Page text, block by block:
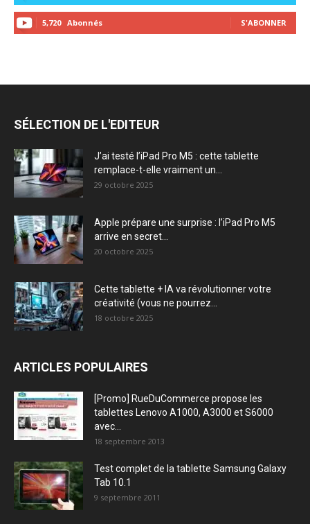
5,720 Abonnés S'ABONNER
SÉLECTION DE L'EDITEUR
J’ai testé l’iPad Pro M5 : cette tablette
remplace-t-elle vraiment un...
29 octobre 2025
Apple prépare une surprise : l’iPad Pro M5
arrive en secret...
20 octobre 2025
Cette tablette + IA va révolutionner votre
créativité (vous ne pourrez...
18 octobre 2025
ARTICLES POPULAIRES
[Promo] RueDuCommerce propose les
tablettes Lenovo A1000, A3000 et S6000
avec...
18 septembre 2013
Test complet de la tablette Samsung Galaxy
Tab 10.1
9 septembre 2011